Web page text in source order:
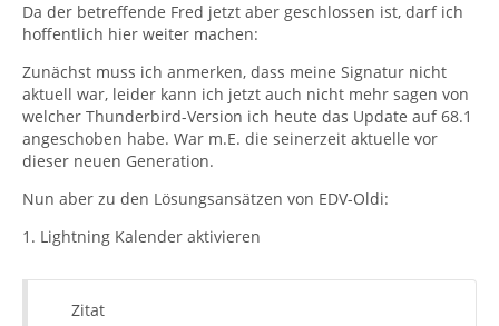
Instinktiv habe ich (dummerweise ohne hier im Forum
zu schauen) auch bei Thunderbird über Hilfe nach
drüberinstalliert, selbstverständlich ohne vorherige
Sicherung.
Jetzt sind u.a. (die schlimmsten Probleme):
* alle Erweiterungen außer Lighning deaktviert und
Updates nicht verfügbar.
* Lighning Kalender ausgegraut und lassen sich nicht
aktivieren
Da der betreffende Fred jetzt aber geschlossen ist, darf ich
hoffentlich hier weiter machen:
Zunächst muss ich anmerken, dass meine Signatur nicht
aktuell war, leider kann ich jetzt auch nicht mehr sagen von
welcher Thunderbird-Version ich heute das Update auf 68.1
angeschoben habe. War m.E. die seinerzeit aktuelle vor
dieser neuen Generation.
Nun aber zu den Lösungsansätzen von EDV-Oldi:
1. Lightning Kalender aktivieren
Zitat